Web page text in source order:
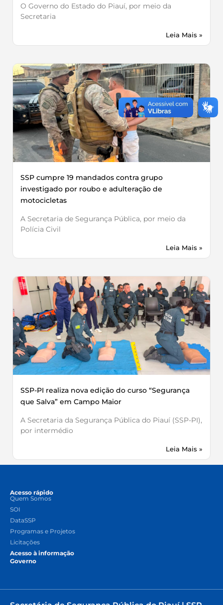
O Governo do Estado do Piauí, por meio da
Secretaria
Leia Mais »
SSP cumpre 19 mandados contra grupo
investigado por roubo e adulteração de
motocicletas
A Secretaria de Segurança Pública, por meio da
Polícia Civil
Leia Mais »
SSP-PI realiza nova edição do curso “Segurança
que Salva” em Campo Maior
A Secretaria da Segurança Pública do Piauí (SSP-PI),
por intermédio
Leia Mais »
Acesso rápido
Quem Somos
SOI
DataSSP
Programas e Projetos
Licitações
Acesso à informação
Governo